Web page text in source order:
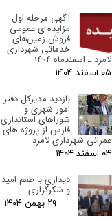
آگهی مرحله اول
مزایده ی عمومی
فروش زمین‌های
خدماتی شهرداری
لامرد ـ اسفندماه ۱۴۰۴
۰۵ اسفند ۰۴
بازدید مدیرکل دفتر
امور شهری و
شوراهای استانداری
فارس از پروژه های
عمرانی شهرداری لامرد
۰۴ اسفند ۰۴
دیداری با طعم امید
و شکرگزاری
۲۹ بهمن ۰۴